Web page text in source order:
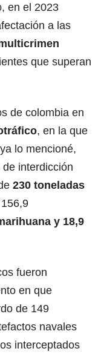
en el 2023
a las
que superan
de colombia en
, en la que
lo mencioné,
interdicción
230 toneladas
y 18,9
fueron
en que
de 149
navales
interceptados